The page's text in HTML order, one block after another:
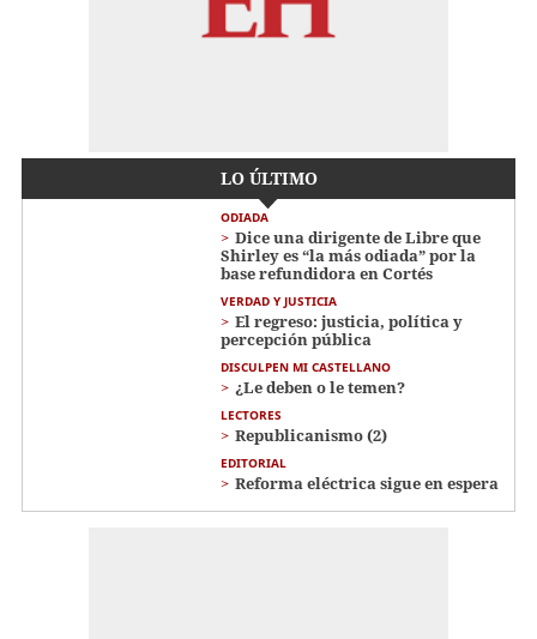
LO ÚLTIMO
ODIADA
Dice una dirigente de Libre que
Shirley es “la más odiada” por la
base refundidora en Cortés
VERDAD Y JUSTICIA
El regreso: justicia, política y
percepción pública
DISCULPEN MI CASTELLANO
¿Le deben o le temen?
LECTORES
Republicanismo (2)
EDITORIAL
Reforma eléctrica sigue en espera